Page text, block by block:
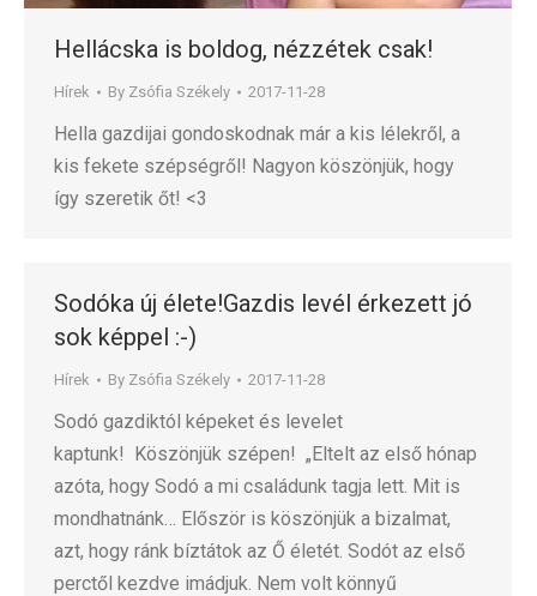
Hellácska is boldog, nézzétek csak!
Hírek By Zsófia Székely 2017-11-28
Hella gazdijai gondoskodnak már a kis lélekről, a
kis fekete szépségről! Nagyon köszönjük, hogy
így szeretik őt! <3
Sodóka új élete!Gazdis levél érkezett jó
sok képpel :-)
Hírek By Zsófia Székely 2017-11-28
Sodó gazdiktól képeket és levelet
kaptunk! Köszönjük szépen! „Eltelt az első hónap
azóta, hogy Sodó a mi családunk tagja lett. Mit is
mondhatnánk… Először is köszönjük a bizalmat,
azt, hogy ránk bíztátok az Ő életét. Sodót az első
perctől kezdve imádjuk. Nem volt könnyű